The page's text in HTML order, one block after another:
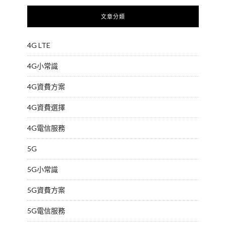
文章分類
4G LTE
4G小常識
4G資費方案
4G資費選擇
4G電信服務
5G
5G小常識
5G資費方案
5G電信服務